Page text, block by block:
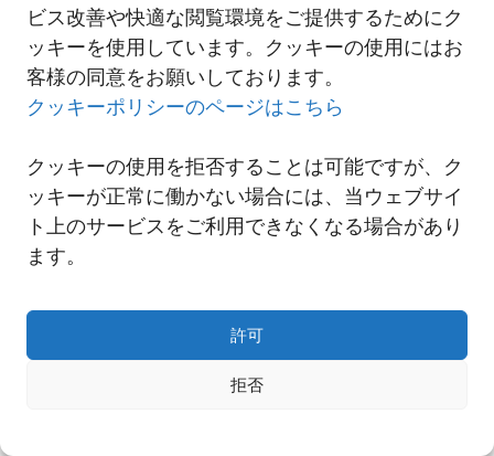
ビス改善や快適な閲覧環境をご提供するためにク
ッキーを使用しています。クッキーの使用にはお
客様の同意をお願いしております。
クッキーポリシーのページはこちら
クッキーの使用を拒否することは可能ですが、ク
ッキーが正常に働かない場合には、当ウェブサイ
ト上のサービスをご利用できなくなる場合があり
ます。
許可
拒否
一覧へ
Copyright© NNR GLOBAL LOGISTICS A Div.of Nishi-Nippon Railroad Co.,Ltd.